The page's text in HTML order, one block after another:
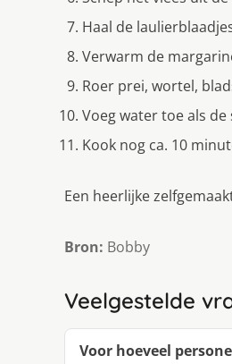
Haal de
Verwarm de
Roer prei, wortel,
Voeg water toe als de
Kook nog ca. 10
Een heerlijke
Bron: Bobby
Veelgestelde
Voor hoeveel